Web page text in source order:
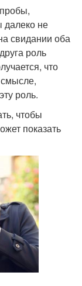
не
свидании оба
роль
что
роль.
чтобы
показать